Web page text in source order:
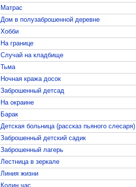
Матрас
Дом в полузаброшенной деревне
Хобби
На границе
Случай на кладбище
Тьма
Ночная кража досок
Заброшенный детсад
На окраине
Барак
Детская больница (рассказ пьяного слесаря)
Заброшенный детский садик
Заброшенный лагерь
Лестница в зеркале
Линия жизни
Колин час